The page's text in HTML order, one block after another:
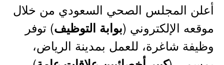
أعلن المجلس الصحي السعودي من خلال
موقعه الإلكتروني (بوابة التوظيف) توفر
وظيفة شاغرة، للعمل بمدينة الرياض،